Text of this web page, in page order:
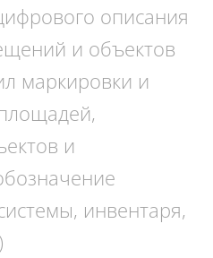
описания
и объектов
маркировки и
и
инвентаря,